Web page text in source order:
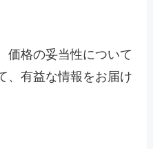
価格の妥当性について
、有益な情報をお届け